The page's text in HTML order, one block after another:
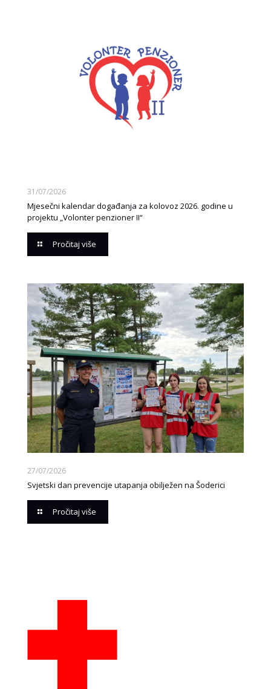
31/07/2026
Mjesečni kalendar događanja za kolovoz 2026. godine u
projektu „Volonter penzioner II“
Pročitaj više
27/07/2026
Svjetski dan prevencije utapanja obilježen na Šoderici
Pročitaj više